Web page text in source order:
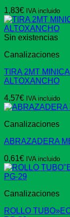
1,83€ IVA incluido
Sin existencias
Canalizaciones
TIRA 2MT
ALTOXANCHO
4,57€ IVA incluido
Canalizaciones
ABRAZADERA
0,61€ IVA incluido
Canalizaciones
ROLLO